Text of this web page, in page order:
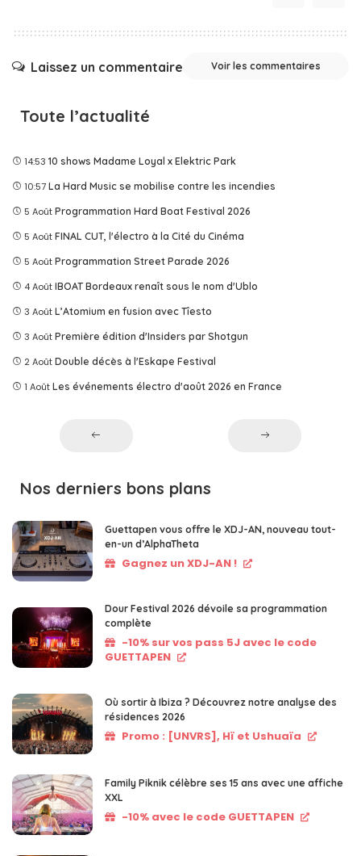
Laissez un commentaire Voir les commentaires
Toute l’actualité
14:53 10 shows Madame Loyal x Elektric Park
10:57 La Hard Music se mobilise contre les incendies
5 Août Programmation Hard Boat Festival 2026
5 Août FINAL CUT, l'électro à la Cité du Cinéma
5 Août Programmation Street Parade 2026
4 Août IBOAT Bordeaux renaît sous le nom d'Ublo
3 Août L’Atomium en fusion avec Tîesto
3 Août Première édition d'Insiders par Shotgun
2 Août Double décès à l'Eskape Festival
1 Août Les événements électro d'août 2026 en France
Nos derniers bons plans
Guettapen vous offre le XDJ-AN, nouveau tout-
en-un d’AlphaTheta
Gagnez un XDJ-AN !
Dour Festival 2026 dévoile sa programmation
complète
-10% sur vos pass 5J avec le code
GUETTAPEN
Où sortir à Ibiza ? Découvrez notre analyse des
résidences 2026
Promo : [UNVRS], Hï et Ushuaïa
Family Piknik célèbre ses 15 ans avec une affiche
XXL
-10% avec le code GUETTAPEN